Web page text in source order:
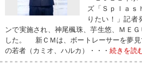
ズ「Ｓｐｌａ
りたい！」記者
ンで実施され、神尾楓珠、芋生悠、ＭＥ
した。 新ＣＭは、ボートレーサーを夢見
の若者（カミオ、ハルカ）・・・ 続きを読